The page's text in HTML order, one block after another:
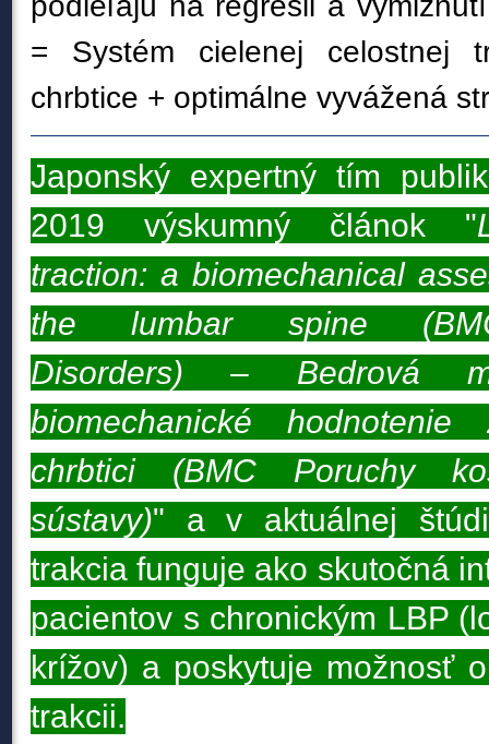
= Systém cielenej celostnej
chrbtice + optimálne vyvážená
Japonský expertný tím
2019 výskumný článok "
traction: a biomechanical
the lumbar spine
Disorders) – Bedrová
biomechanické
chrbtici (BMC Poruchy
sústavy)" a v aktuálnej
trakcia funguje ako skutočná
pacientov s chronickým LBP
krížov) a poskytuje možnosť
trakcii.